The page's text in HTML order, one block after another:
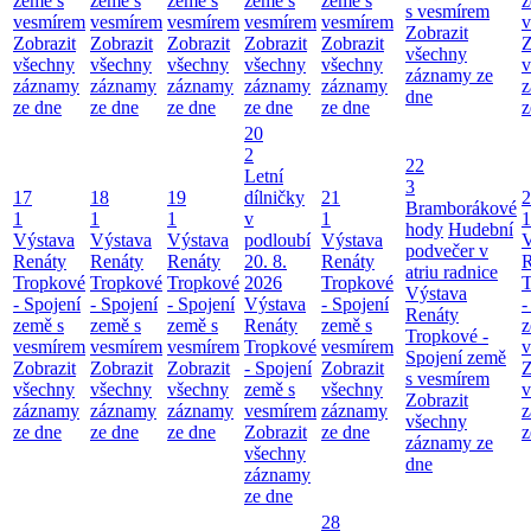
vesmírem
Zobrazit
všechny
záznamy
ze dne
vesmírem
Zobrazit
všechny
záznamy
ze dne
vesmírem
Zobrazit
všechny
záznamy
ze dne
vesmírem
Zobrazit
všechny
záznamy
ze dne
vesmírem
Zobrazit
všechny
záznamy
ze dne
s vesmírem
Zobrazit
všechny
záznamy ze
dne
17
1
Výstava
Renáty
Tropkové
- Spojení
země s
vesmírem
Zobrazit
všechny
záznamy
ze dne
18
1
Výstava
Renáty
Tropkové
- Spojení
země s
vesmírem
Zobrazit
všechny
záznamy
ze dne
19
1
Výstava
Renáty
Tropkové
- Spojení
země s
vesmírem
Zobrazit
všechny
záznamy
ze dne
20
2
Letní
dílničky
v
podloubí
20. 8.
2026
Výstava
Renáty
Tropkové
- Spojení
země s
vesmírem
Zobrazit
všechny
záznamy
ze dne
21
1
Výstava
Renáty
Tropkové
- Spojení
země s
vesmírem
Zobrazit
všechny
záznamy
ze dne
22
3
Bramborákové
hody Hudební
podvečer v
atriu radnice
Výstava
Renáty
Tropkové -
Spojení země
s vesmírem
Zobrazit
všechny
záznamy ze
dne
1
-
28